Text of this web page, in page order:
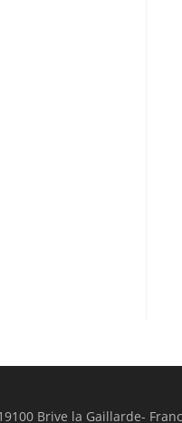
Brive la Gaillarde-